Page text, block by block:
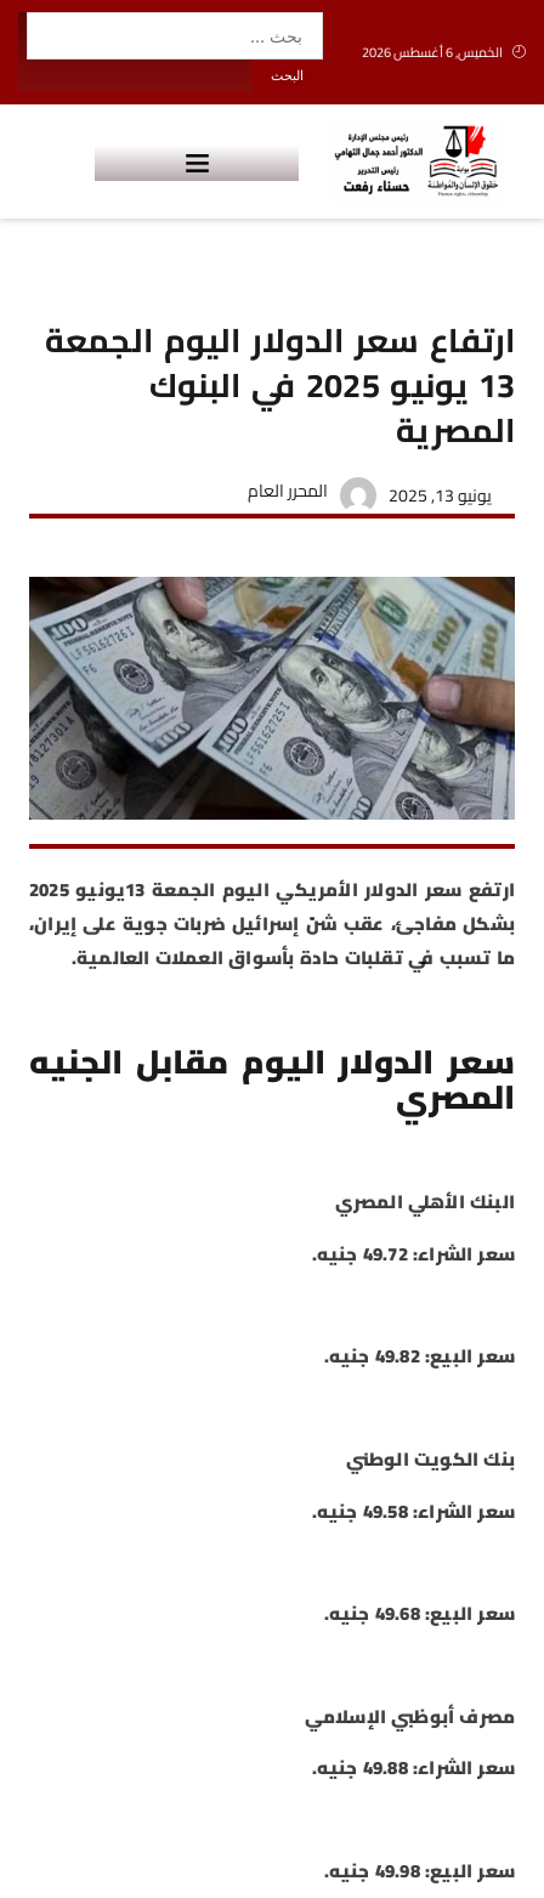
الخميس, 6 أغسطس 2026
ارتفاع سعر الدولار اليوم الجمعة
13 يونيو 2025 في البنوك
المصرية
يونيو 13, 2025 المحرر العام
ارتفع سعر الدولار الأمريكي اليوم الجمعة 13يونيو 2025
بشكل مفاجئ، عقب شنّ إسرائيل ضربات جوية على إيران،
ما تسبب في تقلبات حادة بأسواق العملات العالمية.
سعر الدولار اليوم مقابل الجنيه
المصري
البنك الأهلي المصري
سعر الشراء: 49.72 جنيه.
سعر البيع: 49.82 جنيه.
بنك الكويت الوطني
سعر الشراء: 49.58 جنيه.
سعر البيع: 49.68 جنيه.
مصرف أبوظبي الإسلامي
سعر الشراء: 49.88 جنيه.
سعر البيع: 49.98 جنيه.